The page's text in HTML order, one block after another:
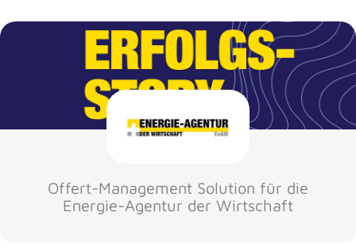
Offert-Management Solution für die
Energie-Agentur der Wirtschaft